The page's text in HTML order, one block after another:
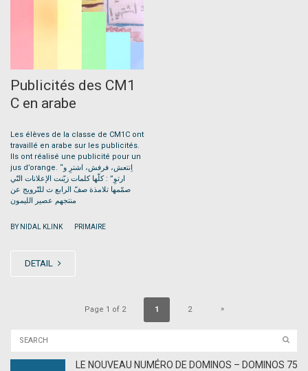
Publicités des CM1
C en arabe
Les élèves de la classe de CM1C ont
travaillé en arabe sur les publicités.
Ils ont réalisé une publicité pour un
jus d’orange. “اِنتعش، فرفش، اشترِ و
ارتوِ” : كلّها كلمات زيّنت الإعلانات التّي
صمّمها تلامذة صفّ الرابع ث للتّرويج عن
BY NIDAL KLINK PRIMAIRE
DETAIL
Page 1 of 2 1 2 »
LE NOUVEAU NUMÉRO DE DOMINOS – DOMINOS 75